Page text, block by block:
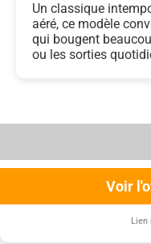
Un classique
aéré, ce modèle
qui bougent
ou les sorties
Voir
Lien